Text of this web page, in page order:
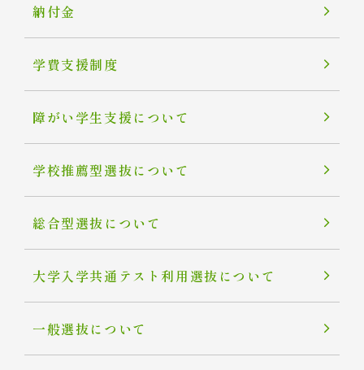
納付金
学費支援制度
障がい学生支援について
学校推薦型選抜について
総合型選抜について
大学入学共通テスト利用選抜について
一般選抜について